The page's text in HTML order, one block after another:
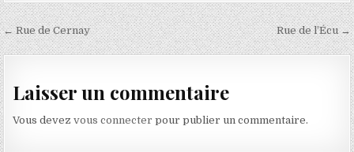
Navigation de l’article Rue de l’Écu →
← Rue de Cernay
Laisser un commentaire
Vous devezvous connecter pour publier un commentaire.